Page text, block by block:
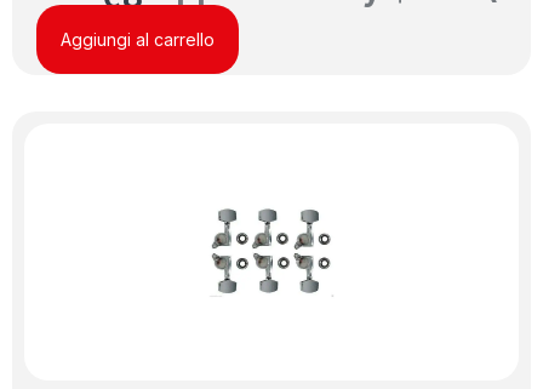
Aggiungi al carrello